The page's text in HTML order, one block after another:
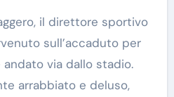
il direttore sportivo
sull’accaduto per
andato via dallo stadio.
arrabbiato e deluso,